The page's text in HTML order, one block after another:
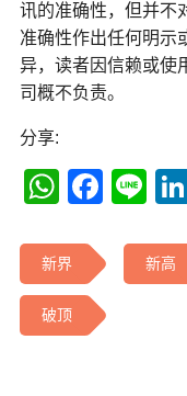
讯的准确性，但并不
准确性作出任何明示
异，读者因信赖或使
司概不负责。
分享:
新界 新高
破顶